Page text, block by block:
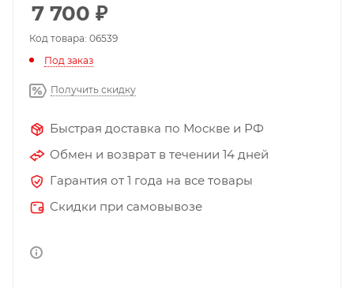
7 700 ₽
Код товара: 06539
Под заказ
Получить скидку
Быстрая доставка по Москве и РФ
Обмен и возврат в течении 14 дней
Гарантия от 1 года на все товары
Скидки при самовывозе